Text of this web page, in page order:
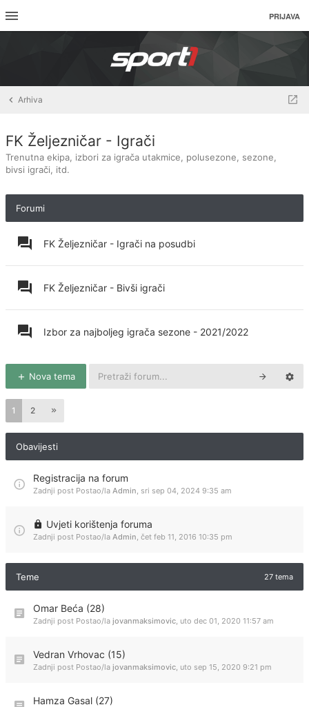
PRIJAVA
Arhiva
FK Željezničar - Igrači
Trenutna ekipa, izbori za igrača utakmice, polusezone, sezone,
bivsi igrači, itd.
Forumi
FK Željezničar - Igrači na posudbi
FK Željezničar - Bivši igrači
Izbor za najboljeg igrača sezone - 2021/2022
Nova tema
1 2
Obavijesti
Registracija na forum
Zadnji post Postao/la Admin, sri sep 04, 2024 9:35 am
Uvjeti korištenja foruma
Zadnji post Postao/la Admin, čet feb 11, 2016 10:35 pm
Teme 27 tema
Omar Beća (28)
Zadnji post Postao/la jovanmaksimovic, uto dec 01, 2020 11:57 am
Vedran Vrhovac (15)
Zadnji post Postao/la jovanmaksimovic, uto sep 15, 2020 9:21 pm
Hamza Gasal (27)